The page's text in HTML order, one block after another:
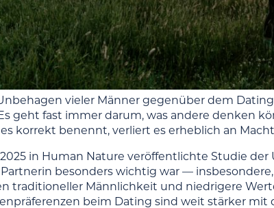
vieler Männer gegenüber dem
geht fast immer darum, was andere denken
korrekt benennt, verliert es erheblich an
in Human Nature veröffentlichte Studie
besonders wichtig war —
traditioneller Männlichkeit und niedrigere
beim Dating sind weit stärker